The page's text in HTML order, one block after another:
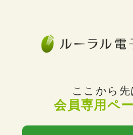
ここから先
会員専用ペ